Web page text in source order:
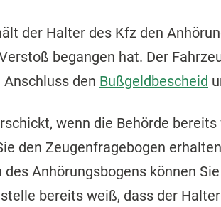
der Halter des Kfz den
begangen hat. Der
den Bußgeldbescheid
wenn die Behörde
den Zeugenfragebogen
Anhörungsbogens können Sie
bereits weiß, dass der